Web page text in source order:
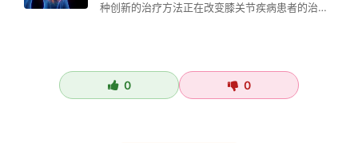
种创新的治疗方法正在改变膝关节疾病患者的治疗
0 0